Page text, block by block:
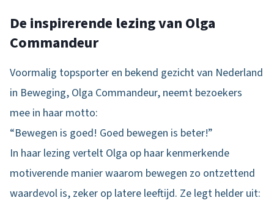
De inspirerende lezing van Olga
Commandeur
Voormalig topsporter en bekend gezicht van Nederland
in Beweging, Olga Commandeur, neemt bezoekers
mee in haar motto:
“Bewegen is goed! Goed bewegen is beter!”
In haar lezing vertelt Olga op haar kenmerkende
motiverende manier waarom bewegen zo ontzettend
waardevol is, zeker op latere leeftijd. Ze legt helder uit: